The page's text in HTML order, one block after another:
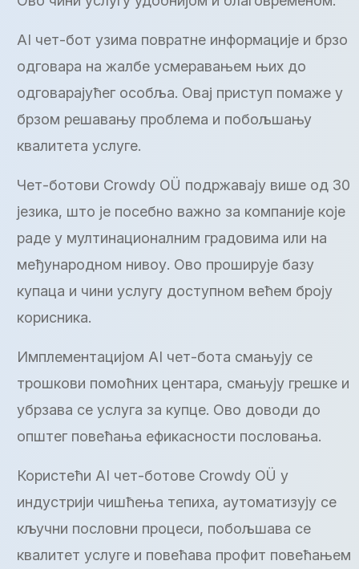
AI чет-бот узима повратне информације и брзо
одговара на жалбе усмеравањем њих до
одговарајућег особља. Овај приступ помаже у
брзом решавању проблема и побољшању
квалитета услуге.
Чет-ботови Crowdy OÜ подржавају више од 30
језика, што је посебно важно за компаније које
раде у мултинационалним градовима или на
међународном нивоу. Ово проширује базу
купаца и чини услугу доступном већем броју
корисника.
Имплементацијом AI чет-бота смањују се
трошкови помоћних центара, смањују грешке и
убрзава се услуга за купце. Ово доводи до
општег повећања ефикасности пословања.
Користећи AI чет-ботове Crowdy OÜ у
индустрији чишћења тепиха, аутоматизују се
кључни пословни процеси, побољшава се
квалитет услуге и повећава профит повећањем